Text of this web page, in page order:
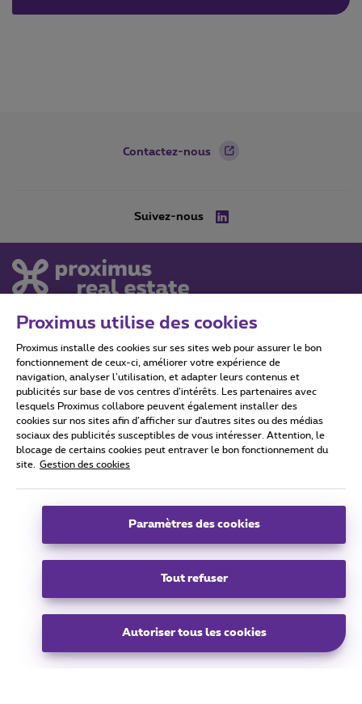
Contactez-nous
Suivez-nous
Avenue du Roi Albert II 27,
info@proximusrealestate.com
Tous droits réservés. © 2024 Proximus
Conditions générales, info sur la consommation et la vie privée
Cookie manager
Ce site a été créé et est géré conformément au droit belge
Proximus utilise des cookies
Proximus installe des cookies sur ses sites web pour assurer le bon
fonctionnement de ceux-ci, améliorer votre expérience de
navigation, analyser l’utilisation, et adapter leurs contenus et
publicités sur base de vos centres d’intérêts. Les partenaires avec
lesquels Proximus collabore peuvent également installer des
cookies sur nos sites afin d’afficher sur d'autres sites ou des médias
sociaux des publicités susceptibles de vous intéresser. Attention, le
blocage de certains cookies peut entraver le bon fonctionnement du
site.
Gestion des cookies
Paramètres des cookies
Tout refuser
Autoriser tous les cookies